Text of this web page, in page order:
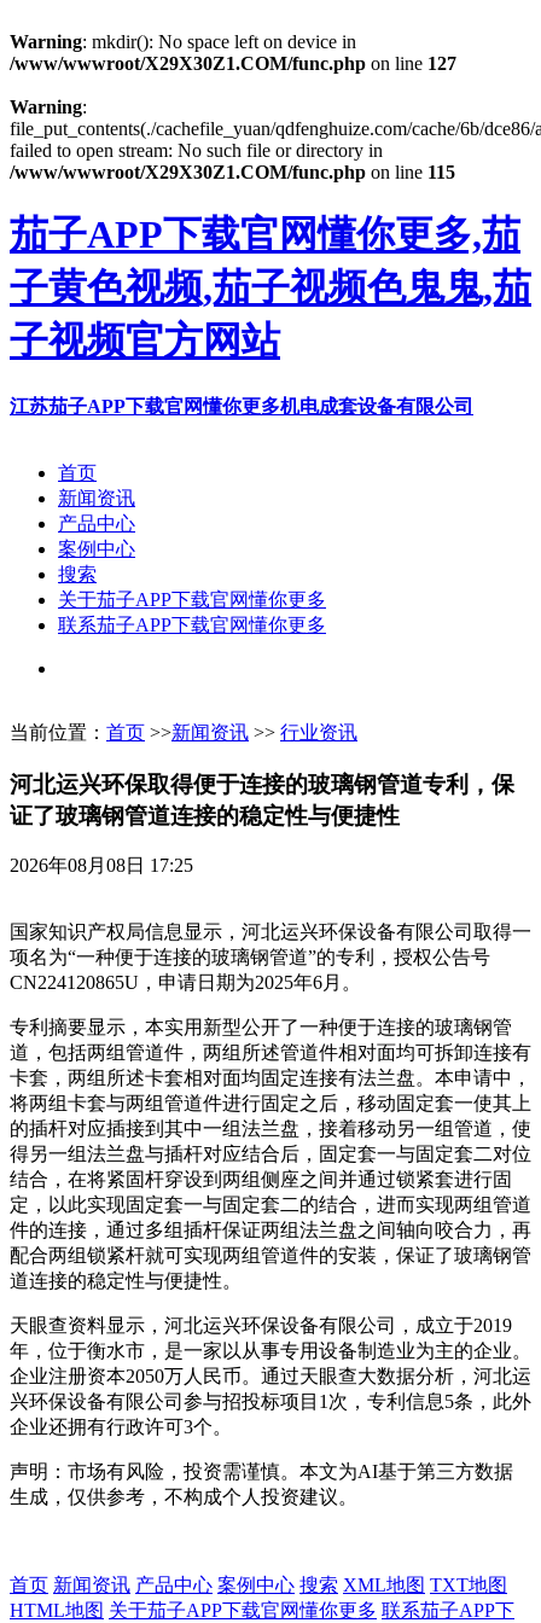
Warning: mkdir(): No space left on device in
/www/wwwroot/X29X30Z1.COM/func.php on line 127
Warning:
file_put_contents(./cachefile_yuan/qdfenghuize.com/cache/6b/dce86/
failed to open stream: No such file or directory in
/www/wwwroot/X29X30Z1.COM/func.php on line 115
茄子APP下载官网懂你更多,茄
子黄色视频,茄子视频色鬼鬼,茄
子视频官方网站
江苏茄子APP下载官网懂你更多机电成套设备有限公司
首页
新闻资讯
产品中心
案例中心
搜索
关于茄子APP下载官网懂你更多
联系茄子APP下载官网懂你更多
当前位置： 首页 >>新闻资讯 >> 行业资讯
河北运兴环保取得便于连接的玻璃钢管道专利，保
证了玻璃钢管道连接的稳定性与便捷性
2026年08月08日 17:25
国家知识产权局信息显示，河北运兴环保设备有限公司取得一
项名为“一种便于连接的玻璃钢管道”的专利，授权公告号
CN224120865U，申请日期为2025年6月。
专利摘要显示，本实用新型公开了一种便于连接的玻璃钢管
道，包括两组管道件，两组所述管道件相对面均可拆卸连接有
卡套，两组所述卡套相对面均固定连接有法兰盘。本申请中，
将两组卡套与两组管道件进行固定之后，移动固定套一使其上
的插杆对应插接到其中一组法兰盘，接着移动另一组管道，使
得另一组法兰盘与插杆对应结合后，固定套一与固定套二对位
结合，在将紧固杆穿设到两组侧座之间并通过锁紧套进行固
定，以此实现固定套一与固定套二的结合，进而实现两组管道
件的连接，通过多组插杆保证两组法兰盘之间轴向咬合力，再
配合两组锁紧杆就可实现两组管道件的安装，保证了玻璃钢管
道连接的稳定性与便捷性。
天眼查资料显示，河北运兴环保设备有限公司，成立于2019
年，位于衡水市，是一家以从事专用设备制造业为主的企业。
企业注册资本2050万人民币。通过天眼查大数据分析，河北运
兴环保设备有限公司参与招投标项目1次，专利信息5条，此外
企业还拥有行政许可3个。
声明：市场有风险，投资需谨慎。本文为AI基于第三方数据
生成，仅供参考，不构成个人投资建议。
首页 新闻资讯 产品中心 案例中心 搜索 XML地图 TXT地图
HTML地图 关于茄子APP下载官网懂你更多 联系茄子APP下